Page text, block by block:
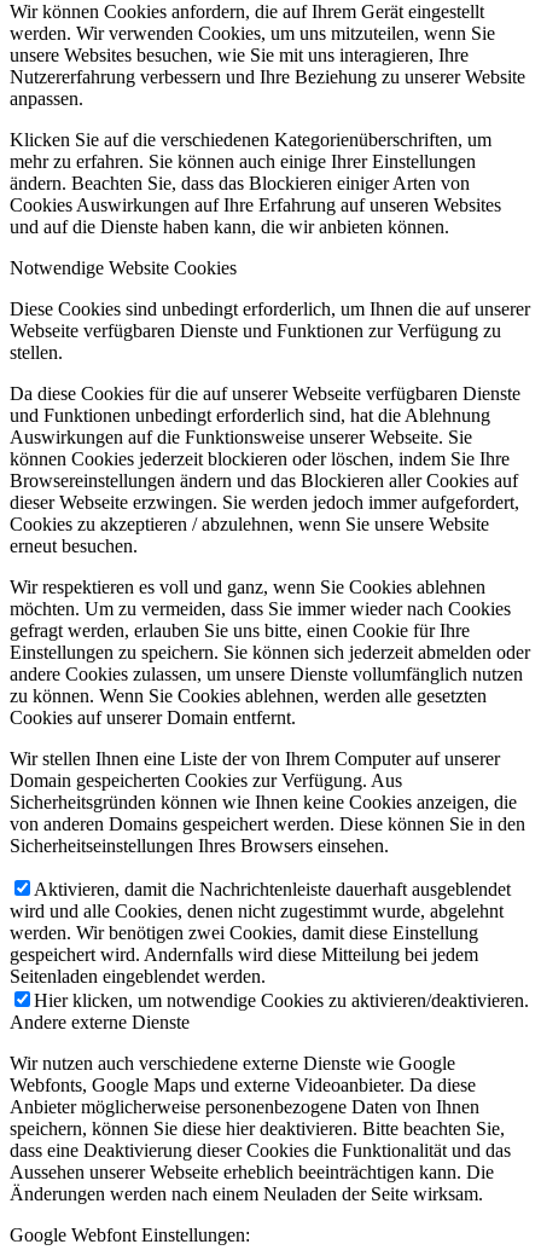
Wir können Cookies anfordern, die auf Ihrem Gerät eingestellt
werden. Wir verwenden Cookies, um uns mitzuteilen, wenn Sie
unsere Websites besuchen, wie Sie mit uns interagieren, Ihre
Nutzererfahrung verbessern und Ihre Beziehung zu unserer Website
anpassen.
Klicken Sie auf die verschiedenen Kategorienüberschriften, um
mehr zu erfahren. Sie können auch einige Ihrer Einstellungen
ändern. Beachten Sie, dass das Blockieren einiger Arten von
Cookies Auswirkungen auf Ihre Erfahrung auf unseren Websites
und auf die Dienste haben kann, die wir anbieten können.
Notwendige Website Cookies
Diese Cookies sind unbedingt erforderlich, um Ihnen die auf unserer
Webseite verfügbaren Dienste und Funktionen zur Verfügung zu
stellen.
Da diese Cookies für die auf unserer Webseite verfügbaren Dienste
und Funktionen unbedingt erforderlich sind, hat die Ablehnung
Auswirkungen auf die Funktionsweise unserer Webseite. Sie
können Cookies jederzeit blockieren oder löschen, indem Sie Ihre
Browsereinstellungen ändern und das Blockieren aller Cookies auf
dieser Webseite erzwingen. Sie werden jedoch immer aufgefordert,
Cookies zu akzeptieren / abzulehnen, wenn Sie unsere Website
erneut besuchen.
Wir respektieren es voll und ganz, wenn Sie Cookies ablehnen
möchten. Um zu vermeiden, dass Sie immer wieder nach Cookies
gefragt werden, erlauben Sie uns bitte, einen Cookie für Ihre
Einstellungen zu speichern. Sie können sich jederzeit abmelden oder
andere Cookies zulassen, um unsere Dienste vollumfänglich nutzen
zu können. Wenn Sie Cookies ablehnen, werden alle gesetzten
Cookies auf unserer Domain entfernt.
Wir stellen Ihnen eine Liste der von Ihrem Computer auf unserer
Domain gespeicherten Cookies zur Verfügung. Aus
Sicherheitsgründen können wie Ihnen keine Cookies anzeigen, die
von anderen Domains gespeichert werden. Diese können Sie in den
Sicherheitseinstellungen Ihres Browsers einsehen.
Aktivieren, damit die Nachrichtenleiste dauerhaft ausgeblendet
wird und alle Cookies, denen nicht zugestimmt wurde, abgelehnt
werden. Wir benötigen zwei Cookies, damit diese Einstellung
gespeichert wird. Andernfalls wird diese Mitteilung bei jedem
Seitenladen eingeblendet werden.
Hier klicken, um notwendige Cookies zu aktivieren/deaktivieren.
Andere externe Dienste
Wir nutzen auch verschiedene externe Dienste wie Google
Webfonts, Google Maps und externe Videoanbieter. Da diese
Anbieter möglicherweise personenbezogene Daten von Ihnen
speichern, können Sie diese hier deaktivieren. Bitte beachten Sie,
dass eine Deaktivierung dieser Cookies die Funktionalität und das
Aussehen unserer Webseite erheblich beeinträchtigen kann. Die
Änderungen werden nach einem Neuladen der Seite wirksam.
Google Webfont Einstellungen: